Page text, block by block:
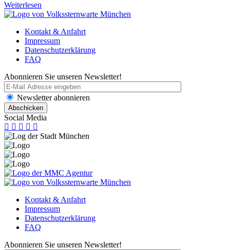
Weiterlesen
Kontakt & Anfahrt
Impressum
Datenschutzerklärung
FAQ
Abonnieren Sie unseren Newsletter!
Newsletter abonnieren
Social Media
Kontakt & Anfahrt
Impressum
Datenschutzerklärung
FAQ
Abonnieren Sie unseren Newsletter!